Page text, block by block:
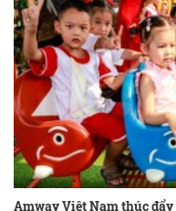
Amway Việt Nam thúc